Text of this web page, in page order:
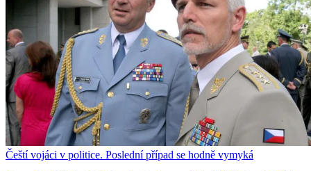
Čeští vojáci v politice. Poslední případ se hodně vymyká